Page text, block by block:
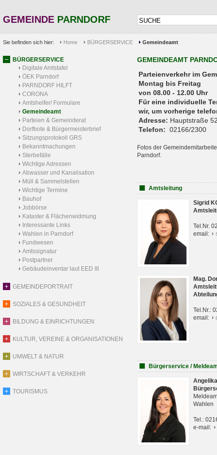
GEMEINDE PARNDORF
Sie befinden sich hier: Home BÜRGERSERVICE Gemeindeamt
BÜRGERSERVICE
Digitale Amtstafel
ÖEK Parndorf
PARNDORF HILFT
CORONA
Amtshelfer/ Formulare
Gemeindeamt
Parteien & Gemeinderat
Dorfbote & Bürgermeisterbrief
Sitzungsprotokoll GRS
Bekanntmachungen
Sterbefälle
Wichtige Adressen
Abwasser und Kanalisation
Müll & Sammelstellen
Wichtige Termine
Bauhof
Jobbörse
Kataster & Flächenwidmung
Interessante Links
Wahlen in Parndorf
Fundwesen
Amtssignatur
Postpartner
Gebäudeinventar laut EED III
GEMEINDEPORTRAIT
SOZIALES & GESUNDHEIT
BILDUNG & EINRICHTUNGEN
KULTUR, VEREINE & ORGANISATIONEN
UMWELT & NATUR
WIRTSCHAFT & VERKEHR
TOURISMUS
GEMEINDEAMT
Parteienverkehr
Montag bis Freitag
von 08.00 - 12.00 Uhr
Für eine individuelle
wir, um vorherige
Adresse: Hauptstraße
Telefon: 02166/2300
Fotos der
Parndorf.
Amtsleitung
Sigrid
Tel.Nr.
email:
Mag.
Tel.Nr.:
email:
Bürgerservice /
Wahlen
Tel.:
e-mail: